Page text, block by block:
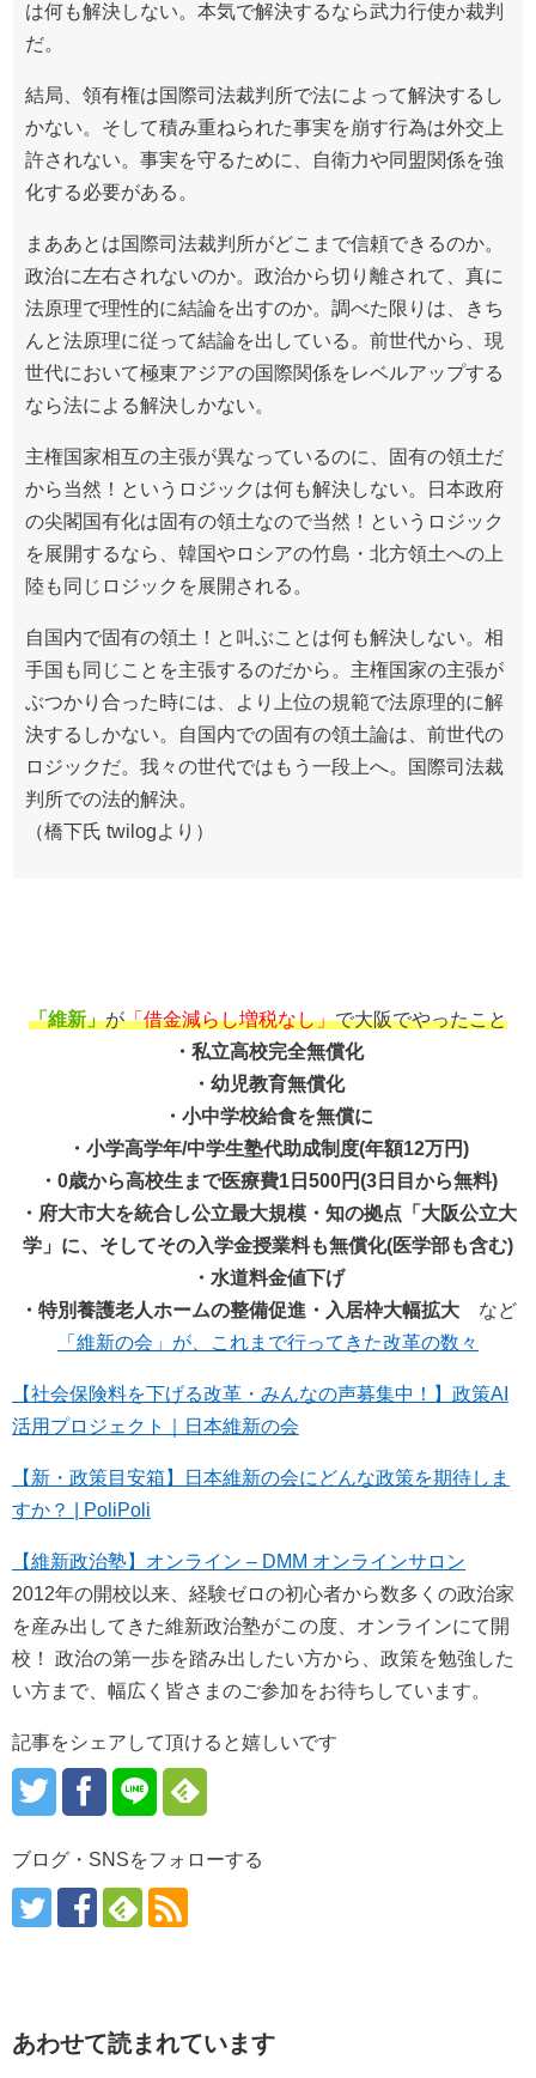
は何も解決しない。本気で解決するなら武力行使か裁判
だ。
結局、領有権は国際司法裁判所で法によって解決するし
かない。そして積み重ねられた事実を崩す行為は外交上
許されない。事実を守るために、自衛力や同盟関係を強
化する必要がある。
まああとは国際司法裁判所がどこまで信頼できるのか。
政治に左右されないのか。政治から切り離されて、真に
法原理で理性的に結論を出すのか。調べた限りは、きち
んと法原理に従って結論を出している。前世代から、現
世代において極東アジアの国際関係をレベルアップする
なら法による解決しかない。
主権国家相互の主張が異なっているのに、固有の領土だ
から当然！というロジックは何も解決しない。日本政府
の尖閣国有化は固有の領土なので当然！というロジック
を展開するなら、韓国やロシアの竹島・北方領土への上
陸も同じロジックを展開される。
自国内で固有の領土！と叫ぶことは何も解決しない。相
手国も同じことを主張するのだから。主権国家の主張が
ぶつかり合った時には、より上位の規範で法原理的に解
決するしかない。自国内での固有の領土論は、前世代の
ロジックだ。我々の世代ではもう一段上へ。国際司法裁
判所での法的解決。
（橋下氏 twilogより）
「維新」が「借金減らし増税なし」で大阪でやったこと
・私立高校完全無償化
・幼児教育無償化
・小中学校給食を無償に
・小学高学年/中学生塾代助成制度(年額12万円)
・0歳から高校生まで医療費1日500円(3日目から無料)
・府大市大を統合し公立最大規模・知の拠点「大阪公立大
学」に、そしてその入学金授業料も無償化(医学部も含む)
・水道料金値下げ
・特別養護老人ホームの整備促進・入居枠大幅拡大 など
「維新の会」が、これまで行ってきた改革の数々
【社会保険料を下げる改革・みんなの声募集中！】政策AI
活用プロジェクト｜日本維新の会
【新・政策目安箱】日本維新の会にどんな政策を期待しま
すか？ | PoliPoli
【維新政治塾】オンライン – DMM オンラインサロン
2012年の開校以来、経験ゼロの初心者から数多くの政治家
を産み出してきた維新政治塾がこの度、オンラインにて開
校！ 政治の第一歩を踏み出したい方から、政策を勉強した
い方まで、幅広く皆さまのご参加をお待ちしています。
記事をシェアして頂けると嬉しいです
ブログ・SNSをフォローする
あわせて読まれています